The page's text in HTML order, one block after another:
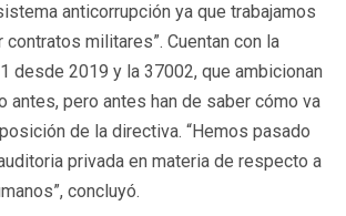
anticorrupción ya que trabajamos
militares”. Cuentan con la
desde 2019 y la 37002, que ambicionan
antes, pero antes han de saber cómo va
de la directiva. “Hemos pasado
privada en materia de respecto a
concluyó.